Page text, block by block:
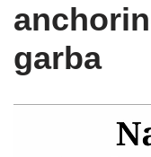
garba